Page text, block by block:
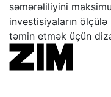
səmərəliliyini
investisiyaların
təmin etmək üçün